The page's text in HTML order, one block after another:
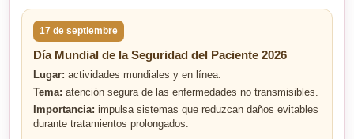
17 de septiembre
Día Mundial de la Seguridad del Paciente 2026
Lugar: actividades mundiales y en línea.
Tema: atención segura de las enfermedades no transmisibles.
Importancia: impulsa sistemas que reduzcan daños evitables
durante tratamientos prolongados.